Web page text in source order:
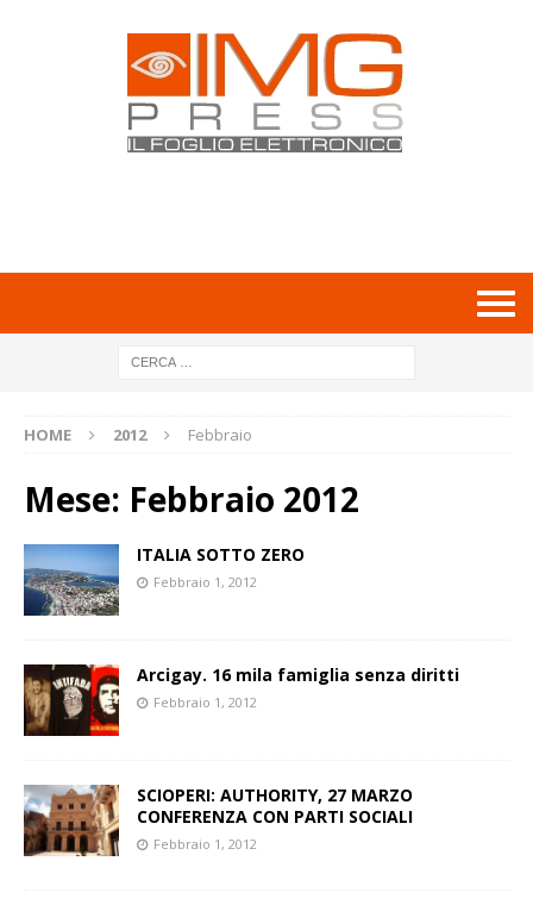
HOME 2012 Febbraio
Mese: Febbraio 2012
ITALIA SOTTO ZERO
Febbraio 1, 2012
Arcigay. 16 mila famiglia senza diritti
Febbraio 1, 2012
SCIOPERI: AUTHORITY, 27 MARZO
CONFERENZA CON PARTI SOCIALI
Febbraio 1, 2012